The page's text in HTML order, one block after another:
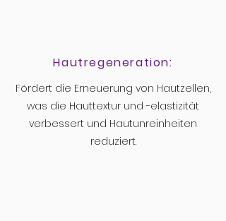
Hautregeneration:
Fördert die Erneuerung von Hautzellen,
was die Hauttextur und -elastizität
verbessert und Hautunreinheiten
reduziert.